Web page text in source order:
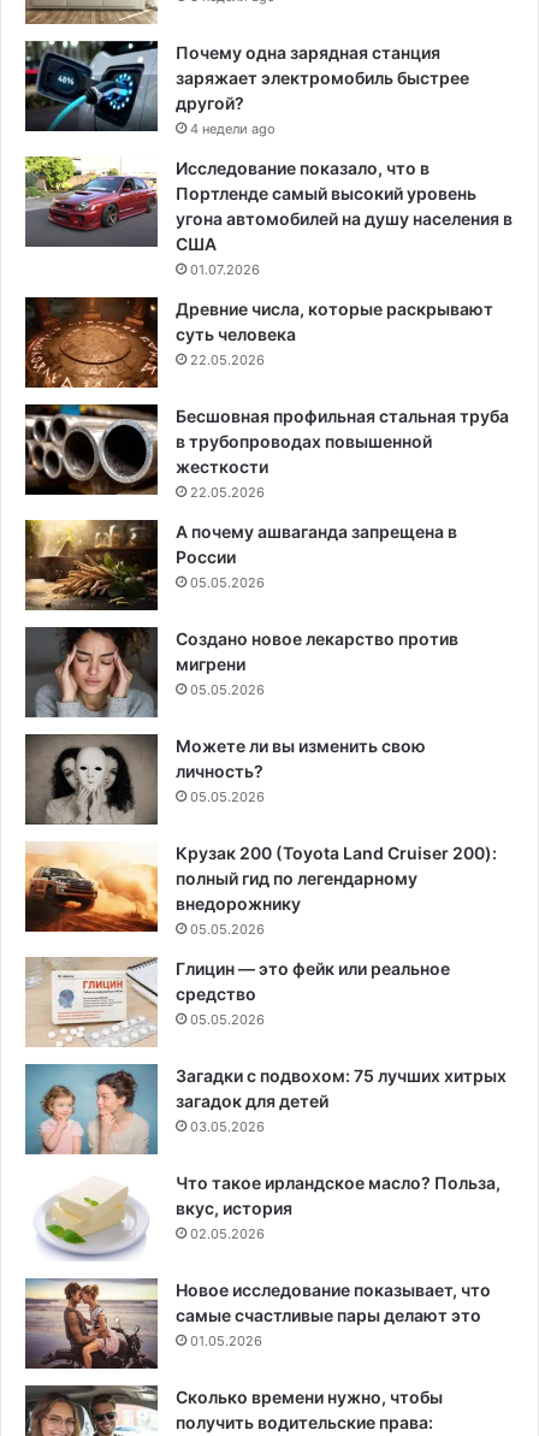
Почему одна зарядная станция
заряжает электромобиль быстрее
другой?
4 недели ago
Исследование показало, что в
Портленде самый высокий уровень
угона автомобилей на душу населения в
США
01.07.2026
Древние числа, которые раскрывают
суть человека
22.05.2026
Бесшовная профильная стальная труба
в трубопроводах повышенной
жесткости
22.05.2026
А почему ашваганда запрещена в
России
05.05.2026
Создано новое лекарство против
мигрени
05.05.2026
Можете ли вы изменить свою
личность?
05.05.2026
Крузак 200 (Toyota Land Cruiser 200):
полный гид по легендарному
внедорожнику
05.05.2026
Глицин — это фейк или реальное
средство
05.05.2026
Загадки с подвохом: 75 лучших хитрых
загадок для детей
03.05.2026
Что такое ирландское масло? Польза,
вкус, история
02.05.2026
Новое исследование показывает, что
самые счастливые пары делают это
01.05.2026
Сколько времени нужно, чтобы
получить водительские права: